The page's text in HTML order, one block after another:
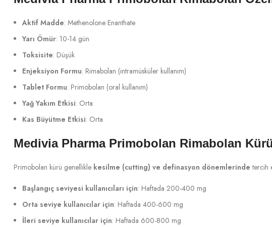
Aktif Madde: Methenolone Enanthate
Yarı Ömür: 10-14 gün
Toksisite: Düşük
Enjeksiyon Formu: Rimabolan (intramüsküler kullanım)
Tablet Formu: Primobolan (oral kullanım)
Yağ Yakım Etkisi: Orta
Kas Büyütme Etkisi: Orta
Medivia Pharma Primobolan Rimabolan Kürü
Primobolan kürü genellikle kesilme (cutting) ve definasyon dönemlerinde tercih
Başlangıç seviyesi kullanıcıları için: Haftada 200-400 mg
Orta seviye kullanıcılar için: Haftada 400-600 mg
İleri seviye kullanıcılar için: Haftada 600-800 mg